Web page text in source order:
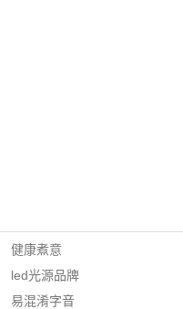
健康煮意
led光源品牌
易混淆字音